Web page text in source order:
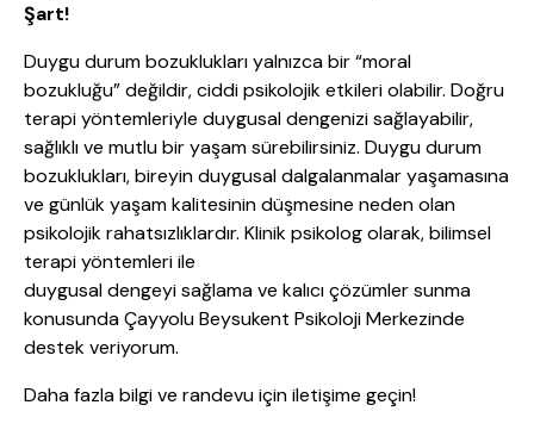
Şart!
Duygu durum bozuklukları yalnızca bir “moral
bozukluğu” değildir, ciddi psikolojik etkileri olabilir. Doğru
terapi yöntemleriyle duygusal dengenizi sağlayabilir,
sağlıklı ve mutlu bir yaşam sürebilirsiniz. Duygu durum
bozuklukları, bireyin duygusal dalgalanmalar yaşamasına
ve günlük yaşam kalitesinin düşmesine neden olan
psikolojik rahatsızlıklardır. Klinik psikolog olarak, bilimsel
terapi yöntemleri ile
duygusal dengeyi sağlama ve kalıcı çözümler sunma
konusunda Çayyolu Beysukent Psikoloji Merkezinde
destek veriyorum.
Daha fazla bilgi ve randevu için iletişime geçin!